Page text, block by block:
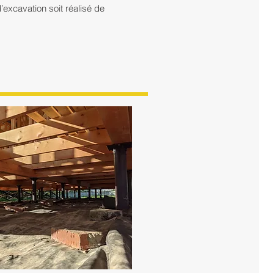
soit réalisé de